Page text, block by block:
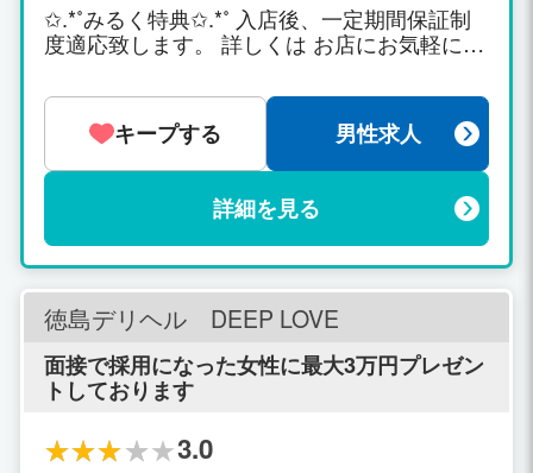
✩.*˚みるく特典✩.*˚ 入店後、一定期間保証制
度適応致します。 詳しくは お店にお気軽にお
キープする 男性求人
詳細を見る
徳島デリヘル DEEP LOVE
面接で採用になった女性に最大3万円プレゼン
トしております
3.0